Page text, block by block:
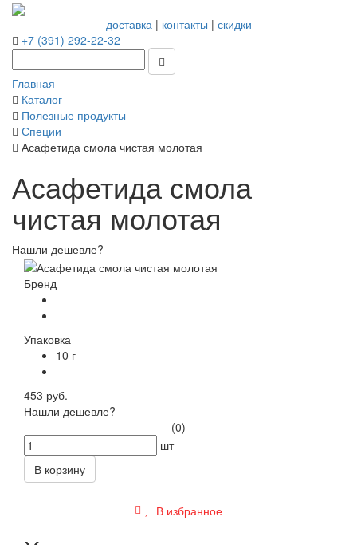
доставка| контакты | скидки
+7 (391) 292-22-32
Главная
Каталог
Полезные продукты
Специи
Асафетида смола чистая молотая
Асафетида смола
чистая молотая
Нашли дешевле?
Бренд
Упаковка
10 г
-
453 руб.
Нашли дешевле?
(0)
шт
В корзину
В избранное